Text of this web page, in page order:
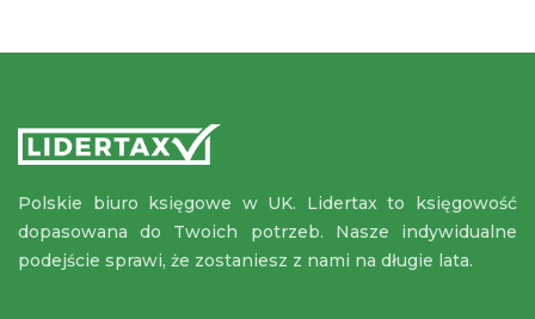
Polskie biuro księgowe w UK. Lidertax to księgowość
dopasowana do Twoich potrzeb. Nasze indywidualne
podejście sprawi, że zostaniesz z nami na długie lata.